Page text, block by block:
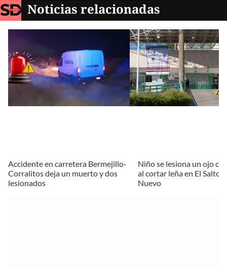
Noticias relacionadas
Accidente en carretera Bermejillo-
Corralitos deja un muerto y dos
lesionados
Niño se lesiona un ojo
al cortar leña en El Salto,
Nuevo